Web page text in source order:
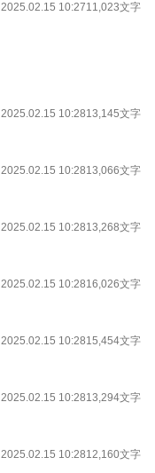
2025.02.15 10:2711,023文字
2025.02.15 10:2813,145文字
2025.02.15 10:2813,066文字
2025.02.15 10:2813,268文字
2025.02.15 10:2816,026文字
2025.02.15 10:2815,454文字
2025.02.15 10:2813,294文字
2025.02.15 10:2812,160文字